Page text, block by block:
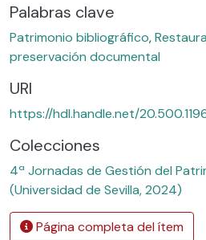
Palabras clave
Patrimonio bibliográfico,
preservación documental
URI
https://hdl.handle.net/
Colecciones
4ª Jornadas de Gestión del
(Universidad de Sevilla, 2024)
Página completa del ítem